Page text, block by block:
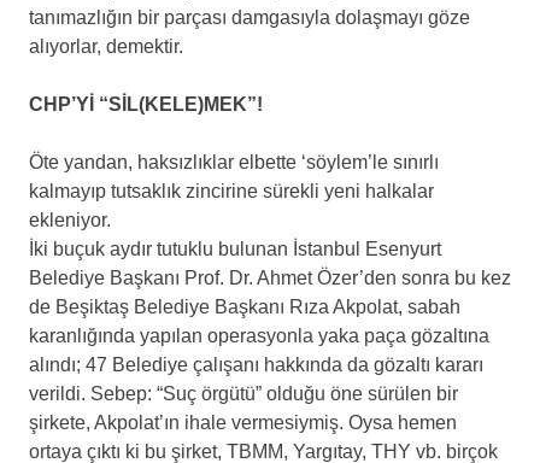
tanımazlığın bir parçası damgasıyla dolaşmayı göze
alıyorlar, demektir.
CHP’Yİ “SİL(KELE)MEK”!
Öte yandan, haksızlıklar elbette ‘söylem’le sınırlı
kalmayıp tutsaklık zincirine sürekli yeni halkalar
ekleniyor.
İki buçuk aydır tutuklu bulunan İstanbul Esenyurt
Belediye Başkanı Prof. Dr. Ahmet Özer’den sonra bu kez
de Beşiktaş Belediye Başkanı Rıza Akpolat, sabah
karanlığında yapılan operasyonla yaka paça gözaltına
alındı; 47 Belediye çalışanı hakkında da gözaltı kararı
verildi. Sebep: “Suç örgütü” olduğu öne sürülen bir
şirkete, Akpolat’ın ihale vermesiymiş. Oysa hemen
ortaya çıktı ki bu şirket, TBMM, Yargıtay, THY vb. birçok